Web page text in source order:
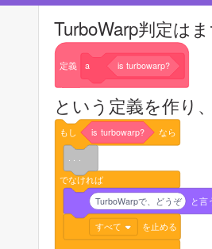
TurboWarp判定は
定義 a is turbowarp?
という定義を作り
もし is turbowarp? なら
. . .
でなければ
TurboWarpで、どうぞ
と言
すべて を止める